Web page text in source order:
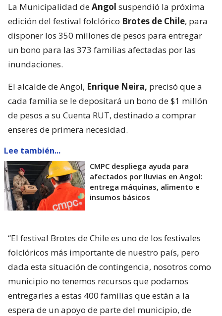
La Municipalidad deAngol suspendió la próxima
edición del festival folclórico Brotes de Chile, para
disponer los 350 millones de pesos para entregar
un bono para las 373 familias afectadas por las
inundaciones.
El alcalde de Angol, Enrique Neira, precisó que a
cada familia se le depositará un bono de $1 millón
de pesos a su Cuenta RUT, destinado a comprar
enseres de primera necesidad.
Lee también...
CMPC despliega ayuda para
afectados por lluvias en Angol:
entrega máquinas, alimento e
insumos básicos
“El festival Brotes de Chile es uno de los festivales
folclóricos más importante de nuestro país, pero
dada esta situación de contingencia, nosotros como
municipio no tenemos recursos que podamos
entregarles a estas 400 familias que están a la
espera de un apoyo de parte del municipio, de